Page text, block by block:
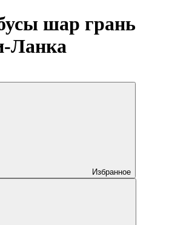
шар грань
Ланка
Избранное